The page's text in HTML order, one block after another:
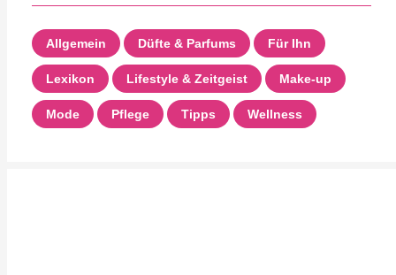
Allgemein Düfte & Parfums Für Ihn
Lexikon Lifestyle & Zeitgeist Make-up
Mode Pflege Tipps Wellness